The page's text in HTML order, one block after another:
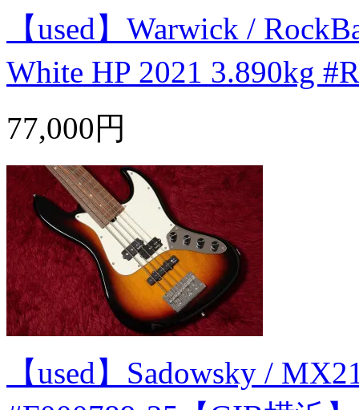
【used】Warwick /
White HP 2021 3.890kg
77,000円
【used】Sadowsky /